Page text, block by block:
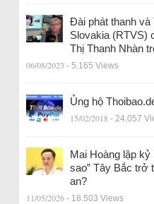
Đài phát thanh
Slovakia (RTVS)
Thị Thanh Nhàn
06/08/2023 - 5.165 Views
Ủng hộ
15/02/2018 - 24.057
Mai Hoàng lập kỷ
sao” Tây Bắc trở
an?
11/05/2026 - 18.503 Views